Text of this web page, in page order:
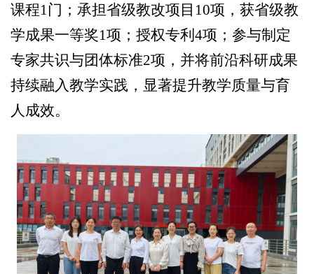
课程1门；承担省级教改项目10项，获省级教
学成果一等奖1项；授权专利4项；参与制定
专家共识与团体标准2项，并将前沿科研成果
持续融入教学实践，显著提升教学质量与育
人成效。